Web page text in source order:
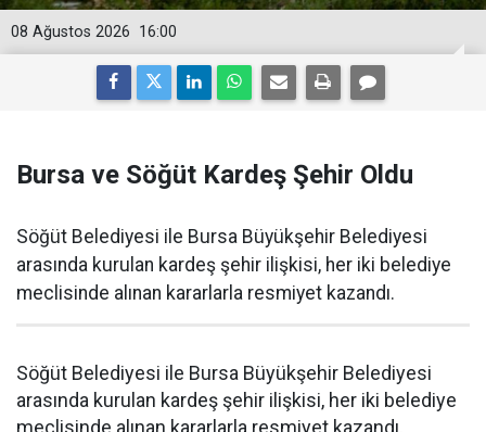
16:00
08 Ağustos 2026
Bursa ve Söğüt Kardeş Şehir Oldu
Söğüt Belediyesi ile Bursa Büyükşehir Belediyesi
arasında kurulan kardeş şehir ilişkisi, her iki belediye
meclisinde alınan kararlarla resmiyet kazandı.
Söğüt Belediyesi ile Bursa Büyükşehir Belediyesi
arasında kurulan kardeş şehir ilişkisi, her iki belediye
meclisinde alınan kararlarla resmiyet kazandı.